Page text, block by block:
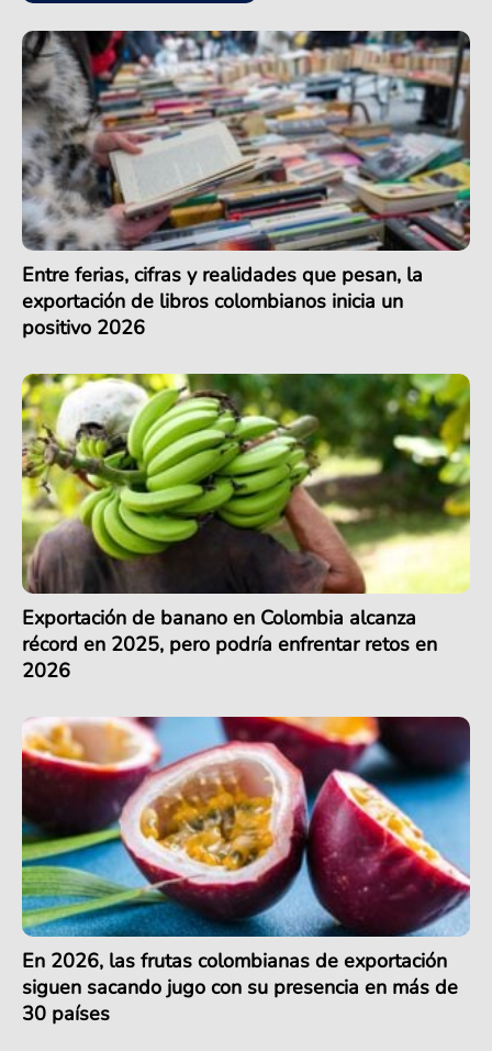
Entre ferias, cifras y realidades que pesan, la
exportación de libros colombianos inicia un
positivo 2026
Exportación de banano en Colombia alcanza
récord en 2025, pero podría enfrentar retos en
2026
En 2026, las frutas colombianas de exportación
siguen sacando jugo con su presencia en más de
30 países